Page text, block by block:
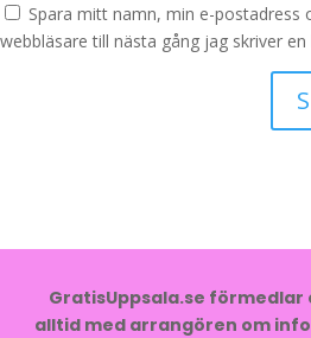
Spara mitt namn, min e-postadress
webbläsare till nästa gång jag skriver
GratisUppsala.se förmedlar
alltid med arrangören om